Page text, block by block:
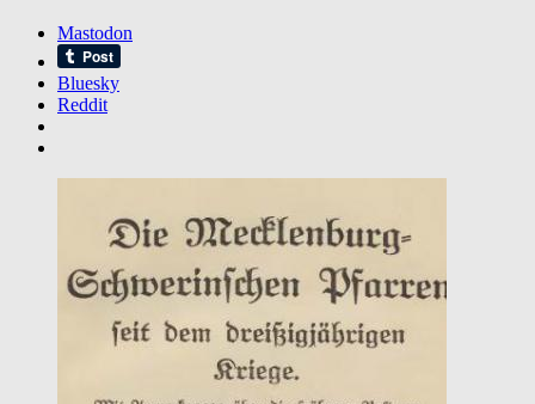
Mastodon
Bluesky
Reddit